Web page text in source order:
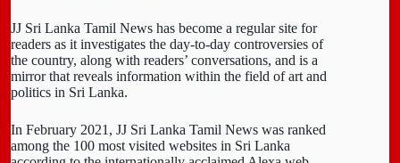
JJ Sri Lanka Tamil News has become a regular site for
readers as it investigates the day-to-day controversies of
the country, along with readers’ conversations, and is a
mirror that reveals information within the field of art and
politics in Sri Lanka.
In February 2021, JJ Sri Lanka Tamil News was ranked
among the 100 most visited websites in Sri Lanka